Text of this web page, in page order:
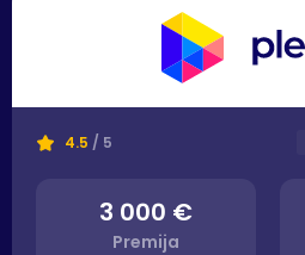
4.5 / 5
3 000 €
Premija